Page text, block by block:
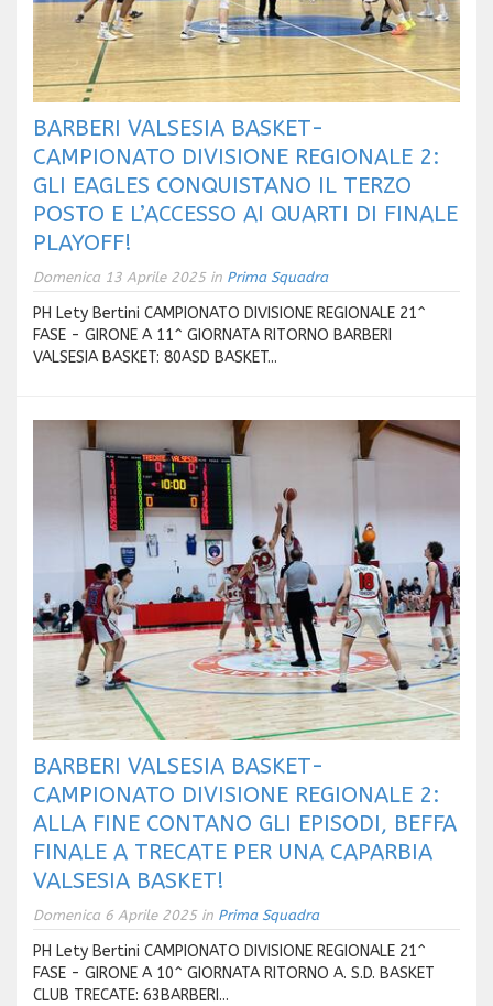
BARBERI VALSESIA BASKET-
CAMPIONATO DIVISIONE REGIONALE 2:
GLI EAGLES CONQUISTANO IL TERZO
POSTO E L’ACCESSO AI QUARTI DI FINALE
PLAYOFF!
Domenica 13 Aprile 2025 in Prima Squadra
PH Lety Bertini CAMPIONATO DIVISIONE REGIONALE 21^
FASE - GIRONE A 11^ GIORNATA RITORNO BARBERI
VALSESIA BASKET: 80ASD BASKET...
BARBERI VALSESIA BASKET-
CAMPIONATO DIVISIONE REGIONALE 2:
ALLA FINE CONTANO GLI EPISODI, BEFFA
FINALE A TRECATE PER UNA CAPARBIA
VALSESIA BASKET!
Domenica 6 Aprile 2025 in Prima Squadra
PH Lety Bertini CAMPIONATO DIVISIONE REGIONALE 21^
FASE - GIRONE A 10^ GIORNATA RITORNO A. S.D. BASKET
CLUB TRECATE: 63BARBERI...